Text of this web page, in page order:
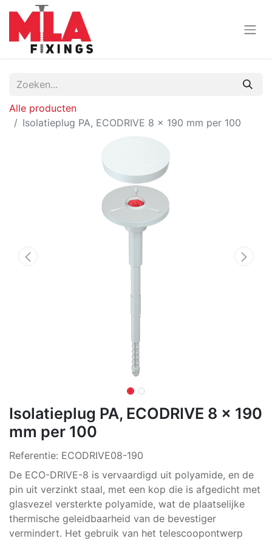
Alle producten
Isolatieplug PA, ECODRIVE 8 x 190 mm per 100
Isolatieplug PA, ECODRIVE 8 x 190
mm per 100
Referentie: ECODRIVE08-190
De ECO-DRIVE-8 is vervaardigd uit polyamide, en de
pin uit verzinkt staal, met een kop die is afgedicht met
glasvezel versterkte polyamide, wat de plaatselijke
thermische geleidbaarheid van de bevestiger
vermindert. Het gebruik van het telescoopontwerp